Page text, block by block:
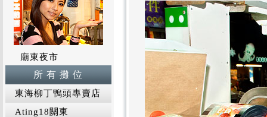
廟東夜市
所 有 攤 位
東海柳丁鴨頭專賣店
Ating18關東